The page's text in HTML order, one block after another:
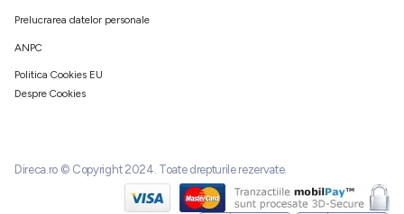
Prelucrarea datelor personale
ANPC
Politica Cookies EU
Despre Cookies
Direca.ro © Copyright 2024. Toate drepturile rezervate.